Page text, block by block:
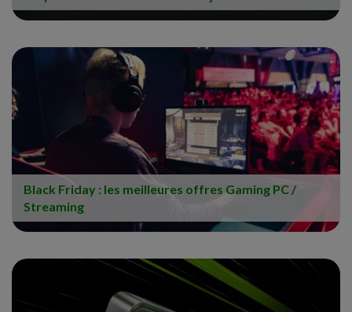
Black Friday : les meilleures offres Gaming PC /
Streaming